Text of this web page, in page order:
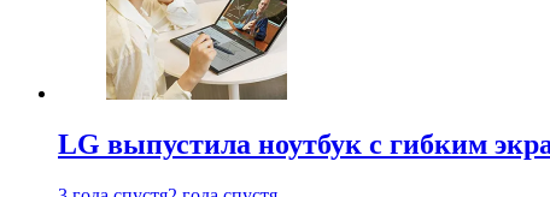
LG выпустила ноутбук с гибким